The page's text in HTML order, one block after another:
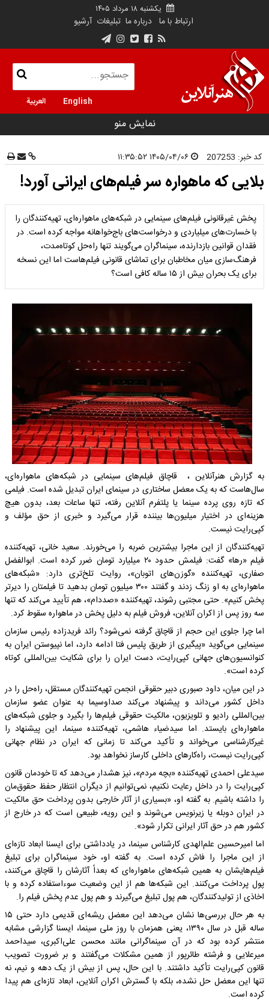
یکشنبه ۱۸ مرداد ۱۴۰۵
ارتباط با ما درباره ما تبلیغات آرشیو
English العربية
نمایش منو
کد خبر: 207253
بلایی که ماهواره سر فیلم‌های ایرانی آورد!
پخش غیرقانونی فیلم‌های سینمایی در شبکه‌های ماهواره‌ای، تهیه‌کنندگان را
با خسارت‌های میلیاردی و درخواست‌های باج‌خواهانه مواجه کرده است. در
فقدان قوانین بازدارنده، سینماگران می‌گویند تنها راه‌حل کوتاه‌مدت،
فرهنگ‌سازی میان مخاطبان برای تماشای قانونی فیلم‌هاست اما این نسخه
برای یک بحران بیش از ۱۵ ساله کافی است؟
به گزارش هنرآنلاین ، قاچاق فیلم‌های سینمایی در شبکه‌های ماهواره‌ای،
سال‌هاست که به یک معضل ساختاری در سینمای ایران تبدیل شده است. فیلمی
که تازه روی پرده سینما یا پلتفرم آنلاین رفته، تنها ساعات بعد، بدون هیچ
هزینه‌ای در اختیار میلیون‌ها بیننده قرار می‌گیرد و خبری از حق مؤلف و
کپی‌رایت نیست.
تهیه‌کنندگان از این ماجرا بیشترین ضربه را می‌خورند. سعید خانی، تهیه‌کننده
فیلم «رها» گفت: فیلمش حدود ۲۰ میلیارد تومان ضرر کرده است. ابوالفضل
صفاری، تهیه‌کننده «گوزن‌های اتوبان»، روایت تلخ‌تری دارد: «شبکه‌های
ماهواره‌ای به او زنگ زدند و گفتند ۳۰۰ میلیون تومان بدهید تا فیلمتان را دیرتر
پخش کنیم». حتی مجتبی رشوند، تهیه‌کننده «صددام»، هم تأیید می‌کند که تنها
سه روز پس از اکران آنلاین، فروش فیلم به دلیل پخش در ماهواره سقوط کرد.
اما چرا جلوی این حجم از قاچاق گرفته نمی‌شود؟ رائد فریدزاده رئیس سازمان
سینمایی می‌گوید «پیگیری از طریق پلیس فتا ادامه دارد، اما نپیوستن ایران به
کنوانسیون‌های جهانی کپی‌رایت، دست ایران را برای شکایت بین‌المللی کوتاه
کرده است».
در این میان، داود صبوری دبیر حقوقی انجمن تهیه‌کنندگان مستقل، راه‌حل را در
داخل کشور می‌داند و پیشنهاد می‌کند صداوسیما به عنوان عضو سازمان
بین‌المللی رادیو و تلویزیون، مالکیت حقوقی فیلم‌ها را بگیرد و جلوی شبکه‌های
ماهواره‌ای بایستد. اما سیدضیاء هاشمی، تهیه‌کننده سینما، این پیشنهاد را
غیرکارشناسی می‌خواند و تأکید می‌کند تا زمانی که ایران در نظام جهانی
کپی‌رایت نیست، راه‌کارهای داخلی کارساز نخواهد بود.
سیدعلی احمدی تهیه‌کننده «بچه مردم»، نیز هشدار می‌دهد که تا خودمان قانون
کپی‌رایت را در داخل رعایت نکنیم، نمی‌توانیم از دیگران انتظار حفظ حقوق‌مان
را داشته باشیم. به گفته او، «بسیاری از آثار خارجی بدون پرداخت حق مالکیت
در ایران دوبله یا زیرنویس می‌شوند و این رویه، طبیعی است که در خارج از
کشور هم در حق آثار ایرانی تکرار شود».
اما امیرحسین علم‌الهدی کارشناس سینما، در یادداشتی برای ایسنا ابعاد تازه‌ای
از این ماجرا را فاش کرده است. به گفته او، خود سینماگران برای تبلیغ
فیلم‌هایشان به همین شبکه‌های ماهواره‌ای که بعداً آثارشان را قاچاق می‌کنند،
پول پرداخت می‌کنند. این شبکه‌ها هم از این وضعیت سوءاستفاده کرده و با
اخاذی از تولیدکنندگان، هم پول تبلیغ می‌گیرند و هم پول عدم پخش فیلم را.
به هر حال بررسی‌ها نشان می‌دهد این معضل ریشه‌ای قدیمی دارد حتی ۱۵
ساله قبل در سال ۱۳۹۰، یعنی همزمان با روز ملی سینما، ایسنا گزارشی مشابه
منتشر کرده بود که در آن سینماگرانی مانند محسن علی‌اکبری، سیداحمد
میرعلایی و فرشته طائرپور از همین مشکلات می‌گفتند و بر ضرورت تصویب
قانون کپی‌رایت تأکید داشتند. با این حال، پس از بیش از یک دهه و نیم، نه
تنها این معضل حل نشده، بلکه با گسترش اکران آنلاین، ابعاد تازه‌ای هم پیدا
کرده است.